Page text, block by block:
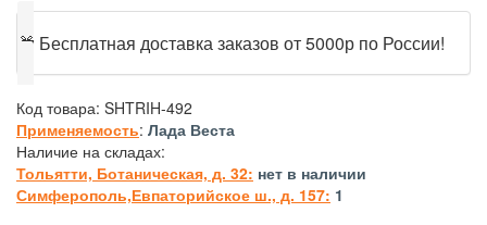
🎁 Бесплатная доставка заказов от 5000р по России!
Код товара: SHTRIH-492
Применяемость: Лада Веста
Наличие на складах:
Тольятти, Ботаническая, д. 32: нет в наличии
Симферополь,Евпаторийское ш., д. 157: 1